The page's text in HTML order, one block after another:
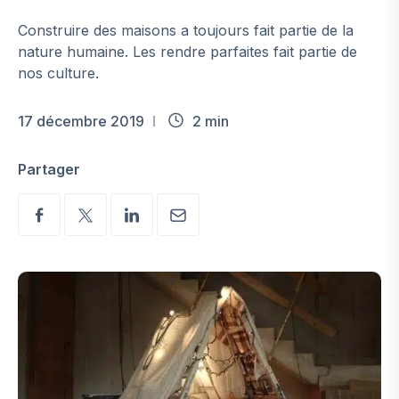
Construire des maisons a toujours fait partie de la
nature humaine. Les rendre parfaites fait partie de
nos culture.
17 décembre 2019 2 min
Partager